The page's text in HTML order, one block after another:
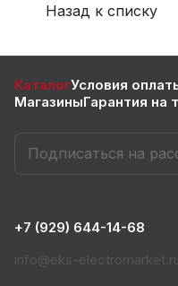
Назад к списку
КаталогУсловия
МагазиныГарантия на
+7 (929) 644-14-68
info@eks-